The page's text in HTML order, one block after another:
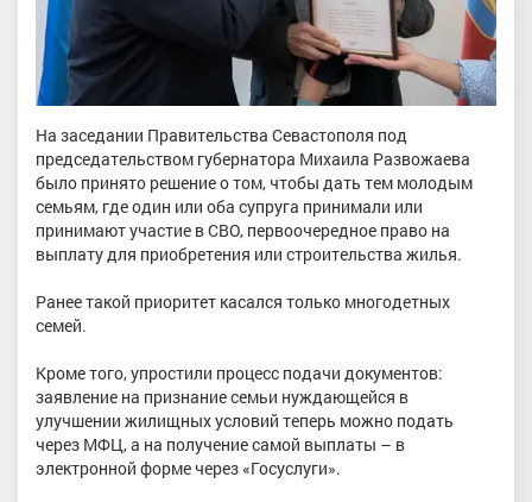
На заседании Правительства Севастополя под
председательством губернатора Михаила Развожаева
было принято решение о том, чтобы дать тем молодым
семьям, где один или оба супруга принимали или
принимают участие в СВО, первоочередное право на
выплату для приобретения или строительства жилья.
Ранее такой приоритет касался только многодетных
семей.
Кроме того, упростили процесс подачи документов:
заявление на признание семьи нуждающейся в
улучшении жилищных условий теперь можно подать
через МФЦ, а на получение самой выплаты – в
электронной форме через «Госуслуги».